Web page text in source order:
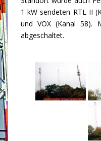
1 kW sendeten RTL II
und VOX (Kanal 58).
abgeschaltet.